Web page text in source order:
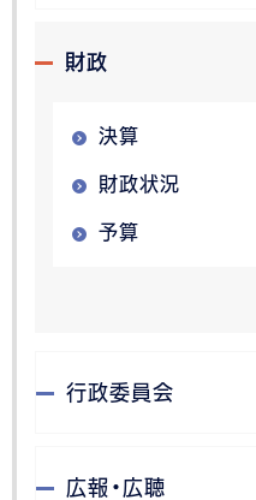
財政
決算
財政状況
予算
行政委員会
広報・広聴